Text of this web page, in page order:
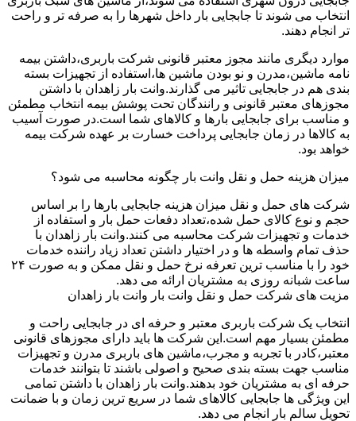
انتخاب می شوند تا جابجایی بار داخل شهرها را به صرفه تر و راحت
تر انجام دهند.
موارد دیگری مانند مجوز معتبر قانونی شرکت باربری،داشتن بیمه
نامه ماشین،مدرن و نو بودن ماشین ها،استفاده از تجهیزات بسته
بندی هم در جابجایی تاثیر می گذارند.وانت بار زاهدان با داشتن
مجوزهای معتبر قانونی و رانندگان تحت پوشش بیمه انتخاب مطمئن
و مناسب برای جابجایی بارها و کالاهای شما است.در صورت آسیب
به کالاها در زمان جابجایی پرداخت خسارت بر عهده شرکت بیمه
خواهد بود.
میزان هزینه حمل و نقل وانت بار چگونه محاسبه می شود؟
شرکت های حمل و نقل میزان هزینه جابجایی بارها را بر اساس
حجم و نوع کالای حمل شده،تعداد دفعات حمل بار و استفاده از
خدمات و تجهیزات شرکت محاسبه می کنند.وانت بار زاهدان با
حذف تمام واسطه ها و در اختیار داشتن تعداد زیاد راننده خدمات
خود را با مناسب ترین تعرفه نرخ حمل و نقل ممکن و به صورت ۲۴
ساعت شبانه روزی به مشتریان ارائه می دهد.
مزیت های شرکت حمل و نقل وانت بار وانت بار زاهدان
انتخاب یک شرکت باربری معتبر و حرفه ای در جابجایی راحت و
مطمئن بسیار مهم است.این شرکت ها باید دارای مجوزهای قانونی
معتبر،کادر با تجربه و مجرب،ماشین های باربری مدرن و تجهیزات
مناسب جهت بسته بندی صحیح و اصولی باشند تا بتوانند خدمات
حرفه ای به مشتریان خود بدهند.وانت بار زاهدان با داشتن تمامی
این ویژگی ها جابجایی کالاهای شما در سریع ترین زمان و با ضمانت
تحویل سالم بار انجام می دهد.